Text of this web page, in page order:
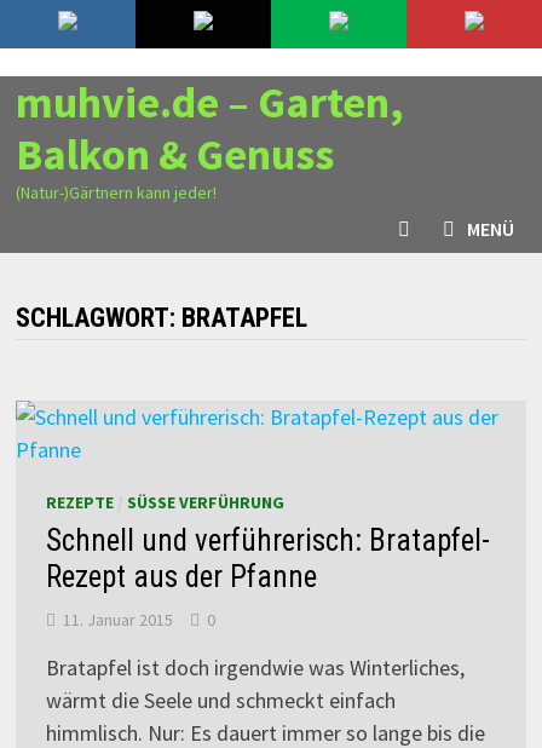
Zurück
zum
Inhalt
10. August 2026
muhvie.de – Garten,
Balkon & Genuss
(Natur-)Gärtnern kann jeder!
MENÜ
SCHLAGWORT: BRATAPFEL
REZEPTE/ SÜSSE VERFÜHRUNG
Schnell und verführerisch: Bratapfel-
Rezept aus der Pfanne
11. Januar 2015 0
Bratapfel ist doch irgendwie was Winterliches,
wärmt die Seele und schmeckt einfach
himmlisch. Nur: Es dauert immer so lange bis die